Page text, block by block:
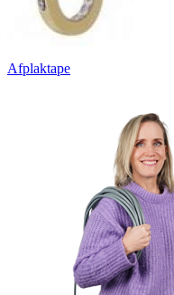
Afplaktape